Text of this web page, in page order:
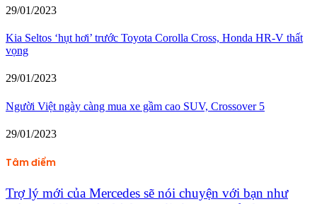
29/01/2023
Kia Seltos ‘hụt hơi’ trước Toyota Corolla Cross, Honda HR-V thất
vọng
29/01/2023
Người Việt ngày càng mua xe gầm cao SUV, Crossover 5
29/01/2023
Tâm điểm
Trợ lý mới của Mercedes sẽ nói chuyện với bạn như